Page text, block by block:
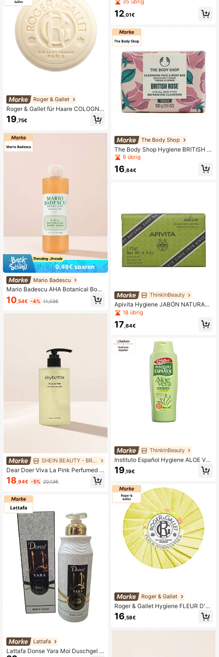
Roger & Gallet
Roger & Gallet für Haare COLOGNE
TWIST fester Reiniger 3 in 1
19 ,75€
0,49€ sparen
Mario Badescu
Mario Badescu AHA Botanical Body
Soap 236 ml
10 ,54€ -4% 11,03€
SHEIN BEAUTY - BRANDS
Dear Doer Viva La Pink Perfumed B
ody Wash 300 ml
18 ,94€ -5% 20,13€
Lattafa
Lattafa Donse Yara Moi Duschgel 5
35 übrig
12 ,01€
The Body Shop
The Body Shop Hygiene BRITISH R
OSE Seife
9 übrig
16 ,84€
ThinkInBeauty
Apivita Hygiene JABÓN NATURAL
con oliva
18 übrig
17 ,64€
ThinkInBeauty
Instituto Español Hygiene ALOE VE
RA Duschgel
19 ,19€
Roger & Gallet
Roger & Gallet Hygiene FLEUR D'O
SMANTHUS jabón perfumado
16 ,58€